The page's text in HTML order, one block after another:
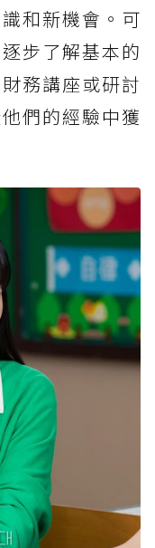
和新機會。可
步了解基本的
務講座或研討
們的經驗中獲